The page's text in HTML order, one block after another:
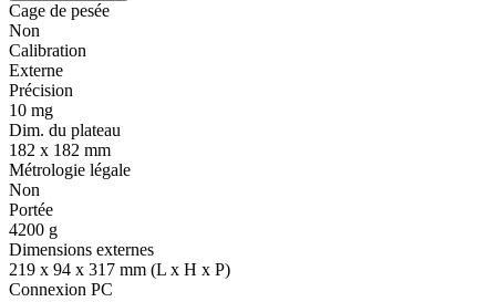
Cage de pesée
Non
Calibration
Externe
Précision
10 mg
Dim. du plateau
182 x 182 mm
Métrologie légale
Non
Portée
4200 g
Dimensions externes
219 x 94 x 317 mm (L x H x P)
Connexion PC